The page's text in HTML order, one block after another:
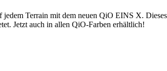
Terrain mit dem neuen QiO EINS X.
Jetzt auch in allen QiO-Farben erhältlich!